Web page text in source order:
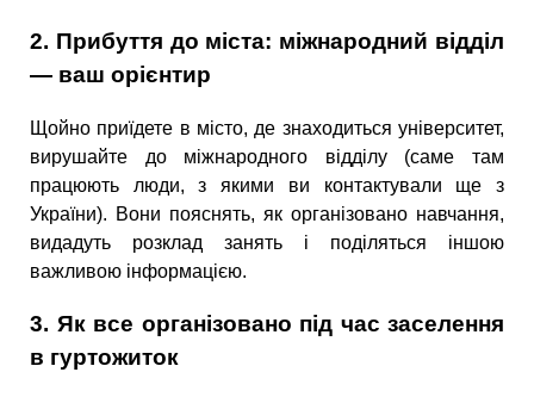
2. Прибуття до міста: міжнародний відділ
— ваш орієнтир
Щойно приїдете в місто, де знаходиться університет,
вирушайте до міжнародного відділу (саме там
працюють люди, з якими ви контактували ще з
України). Вони пояснять, як організовано навчання,
видадуть розклад занять і поділяться іншою
важливою інформацією.
3. Як все організовано під час заселення
в гуртожиток